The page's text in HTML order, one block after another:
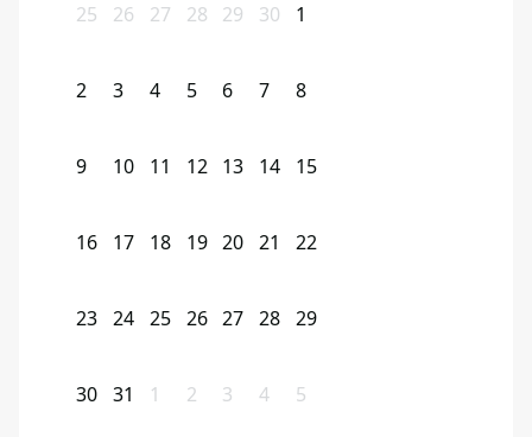
25 26 27 28 29 30 1
2 3 4 5 6 7 8
9 10 11 12 13 14 15
16 17 18 19 20 21 22
23 24 25 26 27 28 29
30 31 1 2 3 4 5